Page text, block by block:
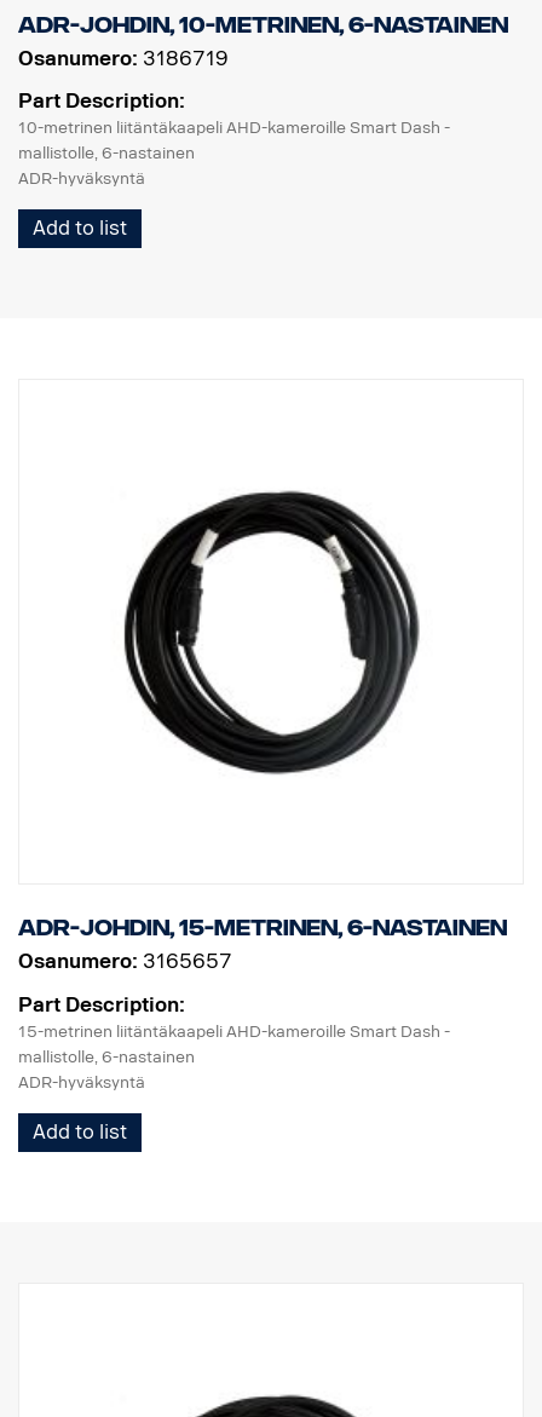
ADR-johdin, 10-metrinen, 6-nastainen
Osanumero: 3186719
Part Description:
10-metrinen liitäntäkaapeli AHD-kameroille Smart Dash -
mallistolle, 6-nastainen
ADR-hyväksyntä
Add to list
ADR-johdin, 15-metrinen, 6-nastainen
Osanumero: 3165657
Part Description:
15-metrinen liitäntäkaapeli AHD-kameroille Smart Dash -
mallistolle, 6-nastainen
ADR-hyväksyntä
Add to list